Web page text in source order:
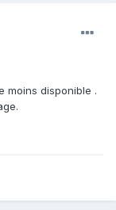
moins disponible .